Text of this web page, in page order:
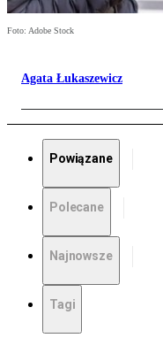
Foto: Adobe Stock
Agata Łukaszewicz
Powiązane
Polecane
Najnowsze
Tagi